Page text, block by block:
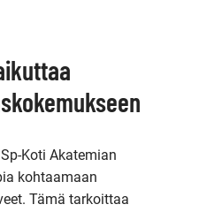
Koti Akatemian
kohtaamaan
Tämä tarkoittaa